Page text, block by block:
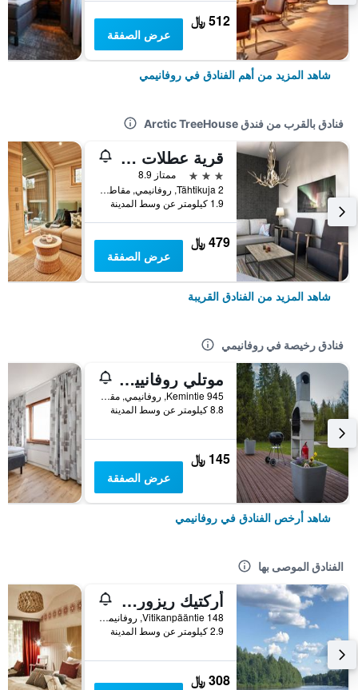
512 ﷼
عرض الصفقة
شاهد المزيد من أهم الفنادق في روفانيمي
فنادق بالقرب من فندق Arctic TreeHouse
قرية عطلات سانتا كلوز
3 نجوم
ممتاز 8.9
Tähtikuja 2, روفانيمي, مقاطعة لابي, فنلندا
1.9 كيلومتر عن وسط المدينة
479 ﷼
عرض الصفقة
شاهد المزيد من الفنادق القريبة
فنادق رخيصة في روفانيمي
موتلي روفانييمي
945 Kemintie, روفانيمي, مقاطعة لابي, فنلندا
8.8 كيلومتر عن وسط المدينة
145 ﷼
عرض الصفقة
شاهد أرخص الفنادق في روفانيمي
الفنادق الموصى بها
أركتيك ريزورت ديلايت
148 Vitikanpääntie, روفانيمي, مقاطعة لابي, فنلندا
2.9 كيلومتر عن وسط المدينة
308 ﷼